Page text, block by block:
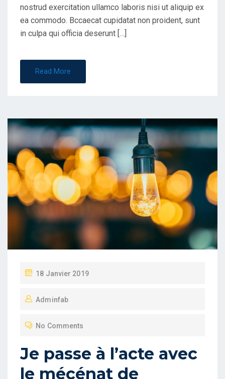
nostrud exercitation ullamco laboris nisi ut aliquip ex
ea commodo. Bccaecat cupidatat non proident, sunt
in culpa qui officia deserunt […]
Read More
P
S
E
O
18 Janvier 2019
Adminfab
No Comments
Je passe à l’acte avec
le mécénat de